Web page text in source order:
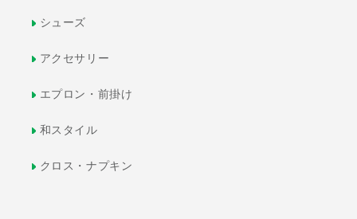
シューズ
アクセサリー
エプロン・前掛け
和スタイル
クロス・ナプキン